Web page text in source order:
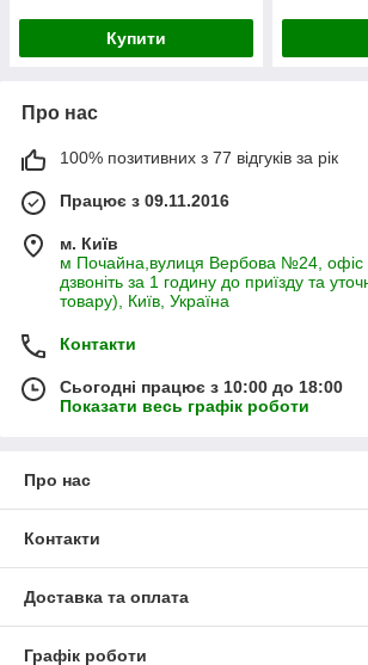
Купити
Про нас
100% позитивних з 77 відгуків за рік
Працює з 09.11.2016
м. Київ
м Почайна,вулиця Вербова №24,
дзвоніть за 1 годину до приїзду та
товару), Київ, Україна
Контакти
Сьогодні працює з 10:00 до 18:00
Показати весь графік роботи
Про нас
Контакти
Доставка та оплата
Графік роботи